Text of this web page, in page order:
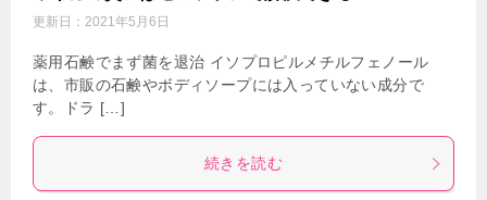
更新日： 2021年5月6日
薬用石鹸でまず菌を退治 イソプロピルメチルフェノール
は、市販の石鹸やボディソープには入っていない成分で
す。ドラ […]
続きを読む